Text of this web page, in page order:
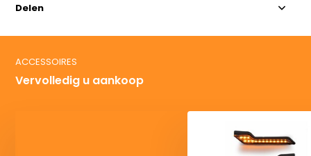
Delen
ACCESSOIRES
Vervolledig u aankoop